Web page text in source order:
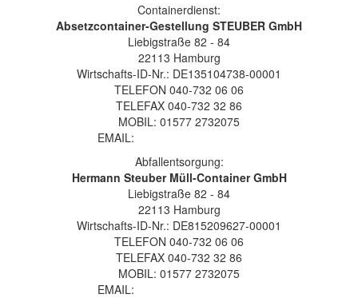
Containerdienst:
Absetzcontainer-Gestellung STEUBER GmbH
Liebigstraße 82 - 84
22113 Hamburg
Wirtschafts-ID-Nr.: DE135104738-00001
TELEFON 040-732 06 06
TELEFAX 040-732 32 86
MOBIL: 01577 2732075
EMAIL:
Abfallentsorgung:
Hermann Steuber Müll-Container GmbH
Liebigstraße 82 - 84
22113 Hamburg
Wirtschafts-ID-Nr.: DE815209627-00001
TELEFON 040-732 06 06
TELEFAX 040-732 32 86
MOBIL: 01577 2732075
EMAIL: